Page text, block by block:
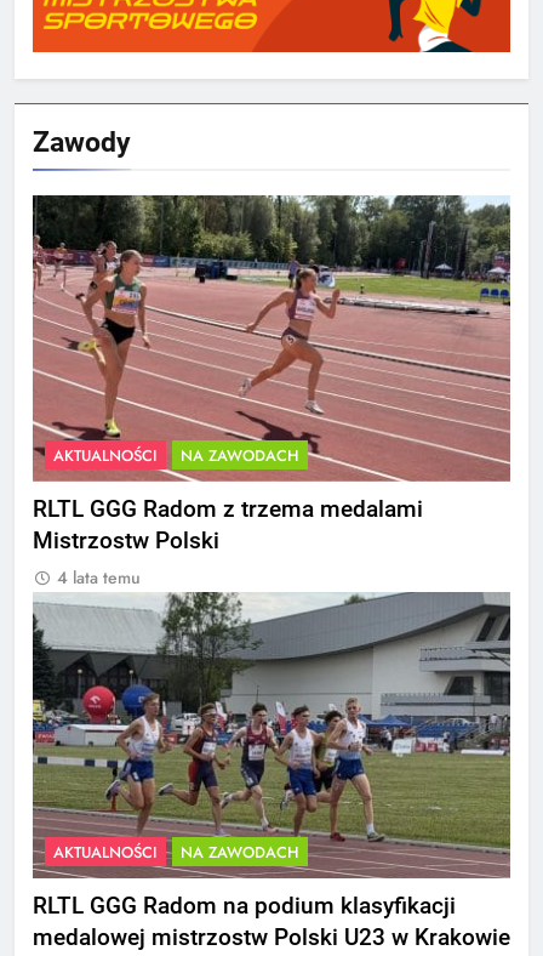
Zawody
AKTUALNOŚCI NA ZAWODACH
RLTL GGG Radom z trzema medalami
Mistrzostw Polski
4 lata temu
AKTUALNOŚCI NA ZAWODACH
RLTL GGG Radom na podium klasyfikacji
medalowej mistrzostw Polski U23 w Krakowie